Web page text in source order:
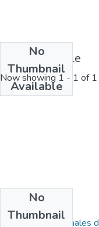
No
Thumbnail
Available
License bundle
Now showing 1 - 1 of 1
No
Thumbnail
Collections
1.1.1. Informes